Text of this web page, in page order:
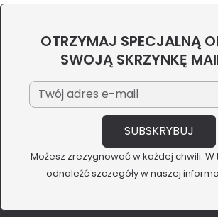
OTRZYMAJ SPECJALNĄ
SWOJĄ SKRZYNKĘ
Możesz zrezygnować w każdej chwili.
odnaleźć szczegóły w naszej